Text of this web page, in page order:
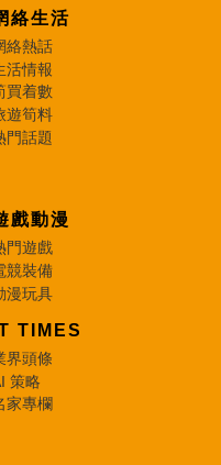
絡生活
絡熱話
活情報
買着數
遊筍料
門話題
戲動漫
門遊戲
競裝備
漫玩具
TIMES
界頭條
策略
家專欄